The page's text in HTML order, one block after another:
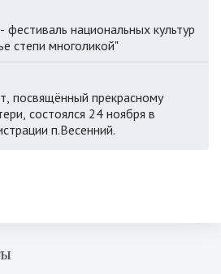
фестиваль национальных культур
степи многоликой"
посвящённый прекрасному
состоялся 24 ноября в
п.Весенний.